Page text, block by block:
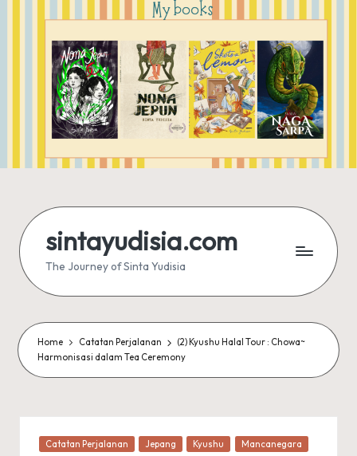
sintayudisia.com
The Journey of Sinta Yudisia
Home Catatan Perjalanan
(2) Kyushu Halal Tour : Chowa~
Harmonisasi dalam Tea Ceremony
Posted
Catatan Perjalanan Jepang Kyushu Mancanegara